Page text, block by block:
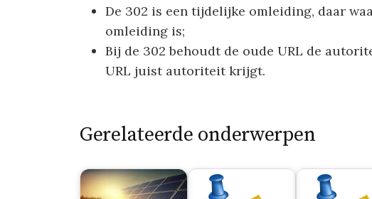
De 302 is een tijdelijke omleiding, daar
omleiding is;
Bij de 302 behoudt de oude URL de
URL juist autoriteit krijgt.
Gerelateerde onderwerpen